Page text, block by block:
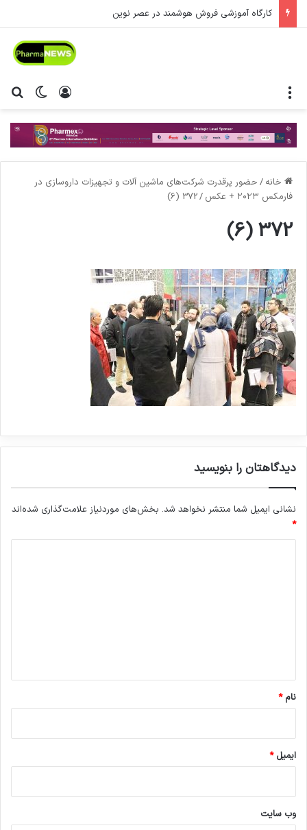
کارگاه آموزشی فروش هوشمند در عصر نوین
تغییر ورود
خانه / حضور پرقدرت شرکت‌های ماشین آلات و تجهیزات داروسازی در
فارمکس ۲۰۲۳ + عکس
/
372 (6)
372 (6)
دیدگاهتان را بنویسید
نشانی ایمیل شما منتشر نخواهد شد. بخش‌های موردنیاز علامت‌گذاری شده‌اند
*
نام*
ایمیل*
وب‌ سایت